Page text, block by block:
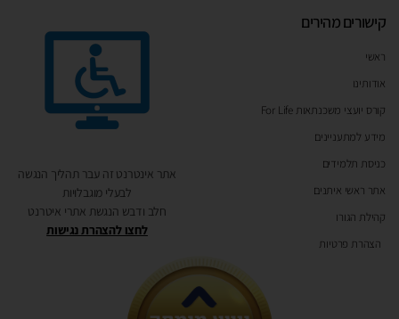
קישורים מהירים
ראשי
אודותינו
קורס יועצי משכנתאות For Life
מידע למתעניינים
כניסת תלמידים
אתר ראשי איתנים
קהילת הגורו
הצהרת פרטיות
אתר אינטרנט זה עבר תהליך הנגשה
לבעלי מוגבלויות
חלב ודבש הנגשת אתרי איטרנט
לחצו להצהרת נגישות